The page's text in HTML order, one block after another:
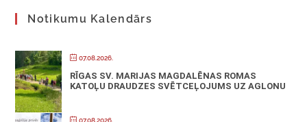
Notikumu Kalendārs
07.08.2026.
RĪGAS SV. MARIJAS MAGDALĒNAS ROMAS
KATOĻU DRAUDZES SVĒTCEĻOJUMS UZ AGLONU
07.08.2026.